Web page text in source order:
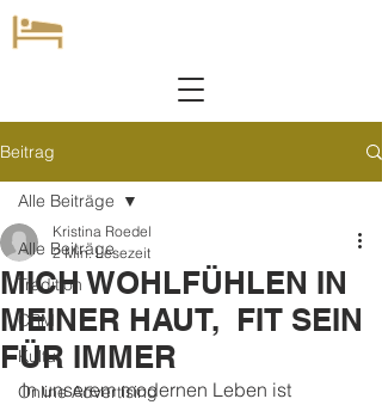
Beitrag
Alle Beiträge
Tradition
CRM
Kultur
Online Advertising
Alle Beiträge
MICH WOHLFÜHLEN IN
MEINER HAUT, FIT SEIN
FÜR IMMER
Kristina Roedel
2 Min. Lesezeit
In unserem modernen Leben ist